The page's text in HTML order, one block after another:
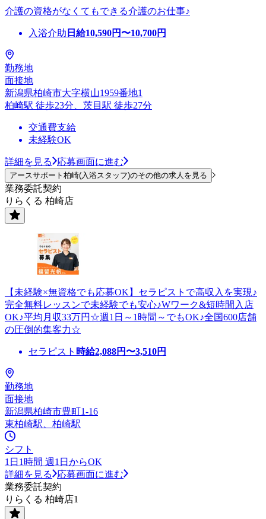
介護の資格がなくてもできる介護のお仕事♪
入浴介助 日給10,590円〜10,700円
勤務地
面接地
新潟県柏崎市大字横山1959番地1
柏崎駅 徒歩23分、茨目駅 徒歩27分
交通費支給
未経験OK
詳細を見る 応募画面に進む
アースサポート柏崎(入浴スタッフ)のその他の求人を見る
業務委託契約
りらくる 柏崎店
【未経験×無資格でも応募OK】セラピストで高収入を実現♪
完全無料レッスンで未経験でも安心♪Wワーク&短時間入店
OK♪平均月収33万円☆週1日～1時間～でもOK♪全国600店舗
の圧倒的集客力☆
セラピスト 時給2,088円〜3,510円
勤務地
面接地
新潟県柏崎市豊町1-16
東柏崎駅、柏崎駅
シフト
1日1時間 週1日からOK
詳細を見る
応募画面に進む
業務委託契約
りらくる 柏崎店1